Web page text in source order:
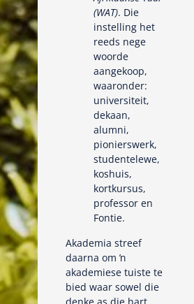
(WAT). Die
instelling het
reeds nege
woorde
aangekoop,
waaronder:
universiteit,
dekaan,
alumni,
pionierswerk,
studentelewe,
koshuis,
kortkursus,
professor en
Fontie.
Akademia streef
daarna om ŉ
akademiese tuiste te
bied waar sowel die
denke as die hart